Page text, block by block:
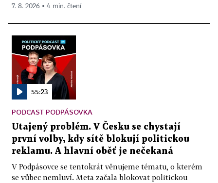
7. 8. 2026 ▪ 4 min. čtení
55:23
PODCAST PODPÁSOVKA
Utajený problém. V Česku se chystají
první volby, kdy sítě blokují politickou
reklamu. A hlavní oběť je nečekaná
V Podpásovce se tentokrát věnujeme tématu, o kterém
se vůbec nemluví. Meta začala blokovat politickou